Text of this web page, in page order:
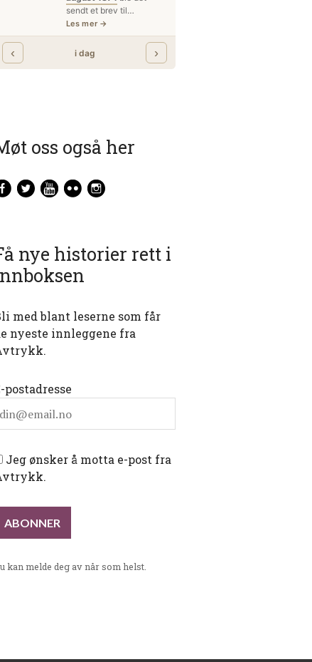
oss også her
nye historier rett i
med blant leserne som får
nyeste innleggene fra
postadresse
Jeg ønsker å motta e-post fra
kan melde deg av når som helst.